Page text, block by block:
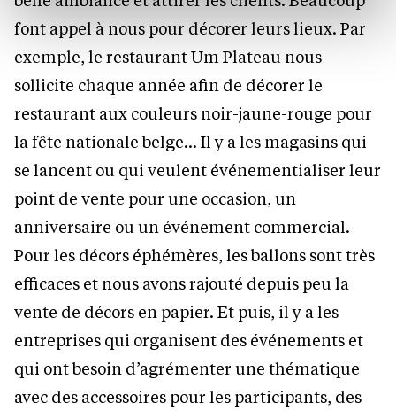
font appel à nous pour décorer leurs lieux. Par
exemple, le restaurant Um Plateau nous
sollicite chaque année afin de décorer le
restaurant aux couleurs noir-jaune-rouge pour
la fête nationale belge… Il y a les magasins qui
se lancent ou qui veulent événementialiser leur
point de vente pour une occasion, un
anniversaire ou un événement commercial.
Pour les décors éphémères, les ballons sont très
efficaces et nous avons rajouté depuis peu la
vente de décors en papier. Et puis, il y a les
entreprises qui organisent des événements et
qui ont besoin d’agrémenter une thématique
avec des accessoires pour les participants, des